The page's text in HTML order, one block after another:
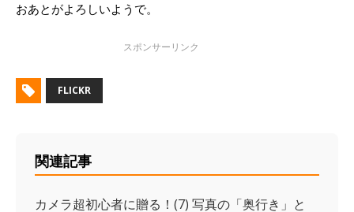
おあとがよろしいようで。
FLICKR
関連記事
カメラ超初心者に贈る！(7) 写真の「奥行き」と